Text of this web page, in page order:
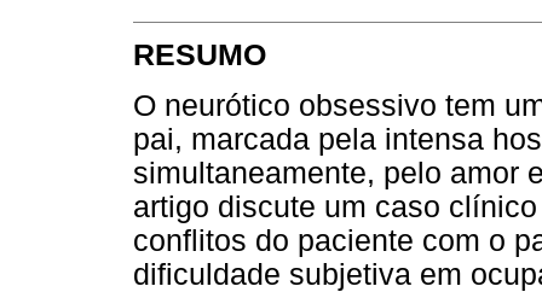
RESUMO
O neurótico obsessivo tem
pai, marcada pela intensa
simultaneamente, pelo amor
artigo discute um caso
conflitos do paciente com o
dificuldade subjetiva em